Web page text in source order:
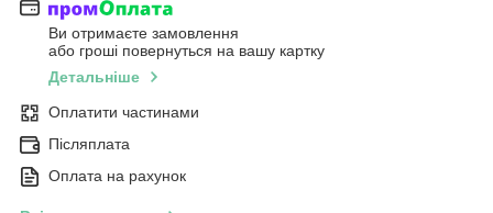
Ви отримаєте замовлення
або гроші повернуться на вашу картку
Детальніше
Оплатити частинами
Післяплата
Оплата на рахунок